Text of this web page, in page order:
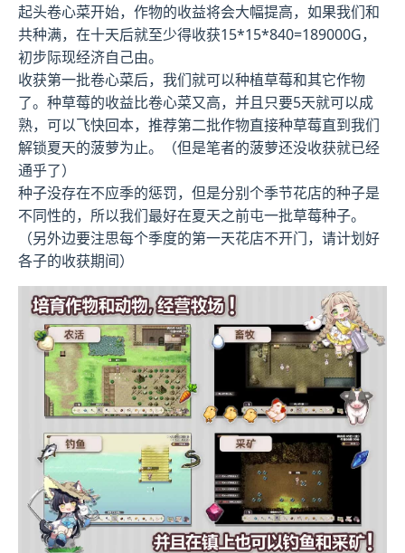
起头卷心菜开始，作物的收益将会大幅提高，如果我们和
共种满，在十天后就至少得收获15*15*840=189000G，
初步际现经济自己由。
收获第一批卷心菜后，我们就可以种植草莓和其它作物
了。种草莓的收益比卷心菜又高，并且只要5天就可以成
熟，可以飞快回本，推荐第二批作物直接种草莓直到我们
解锁夏天的菠萝为止。（但是笔者的菠萝还没收获就已经
通乎了）
种子没存在不应季的惩罚，但是分别个季节花店的种子是
不同性的，所以我们最好在夏天之前屯一批草莓种子。
（另外边要注思每个季度的第一天花店不开门，请计划好
各子的收获期间）